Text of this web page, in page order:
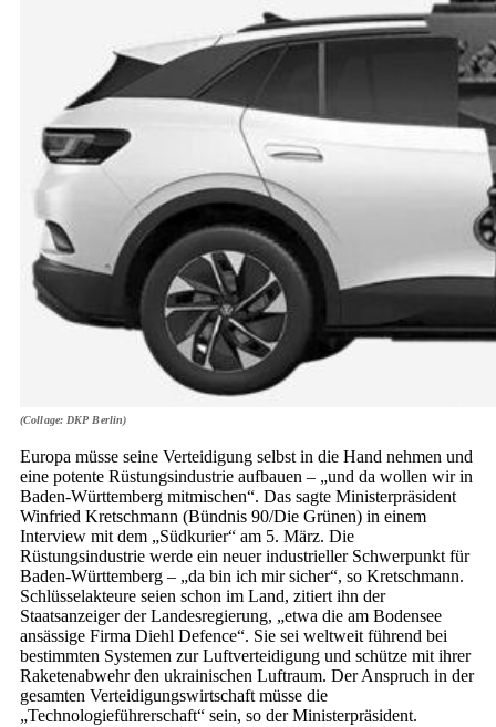
(Collage: DKP Berlin)
Europa müsse seine Verteidigung selbst in die Hand nehmen und
eine potente Rüstungsindustrie aufbauen – „und da wollen wir in
Baden-Württemberg mitmischen“. Das sagte Ministerpräsident
Winfried Kretschmann (Bündnis 90/Die Grünen) in einem
Interview mit dem „Südkurier“ am 5. März. Die
Rüstungsindustrie werde ein neuer industrieller Schwerpunkt für
Baden-Württemberg – „da bin ich mir sicher“, so Kretschmann.
Schlüsselakteure seien schon im Land, zitiert ihn der
Staatsanzeiger der Landesregierung, „etwa die am Bodensee
ansässige Firma Diehl Defence“. Sie sei weltweit führend bei
bestimmten Systemen zur Luftverteidigung und schütze mit ihrer
Raketenabwehr den ukrainischen Luftraum. Der Anspruch in der
gesamten Verteidigungswirtschaft müsse die
„Technologieführerschaft“ sein, so der Ministerpräsident.